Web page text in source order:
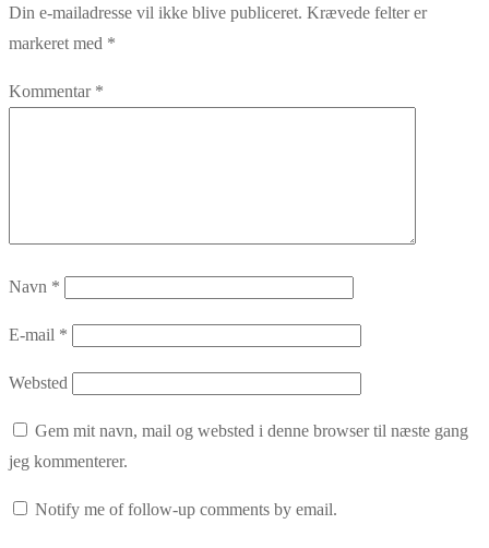
Din e-mailadresse vil ikke blive publiceret. Krævede felter er
markeret med *
Kommentar *
Navn *
E-mail *
Websted
Gem mit navn, mail og websted i denne browser til næste gang
jeg kommenterer.
Notify me of follow-up comments by email.